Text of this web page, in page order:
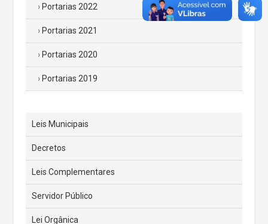
Portarias 2022
Portarias 2021
Portarias 2020
Portarias 2019
Leis Municipais
Decretos
Leis Complementares
Servidor Público
Lei Orgânica